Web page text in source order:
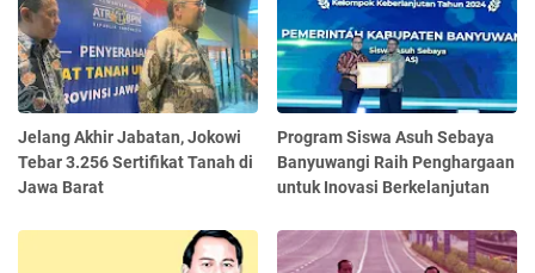
Jelang Akhir Jabatan, Jokowi
Tebar 3.256 Sertifikat Tanah di
Jawa Barat
Program Siswa Asuh Sebaya
Banyuwangi Raih Penghargaan
untuk Inovasi Berkelanjutan